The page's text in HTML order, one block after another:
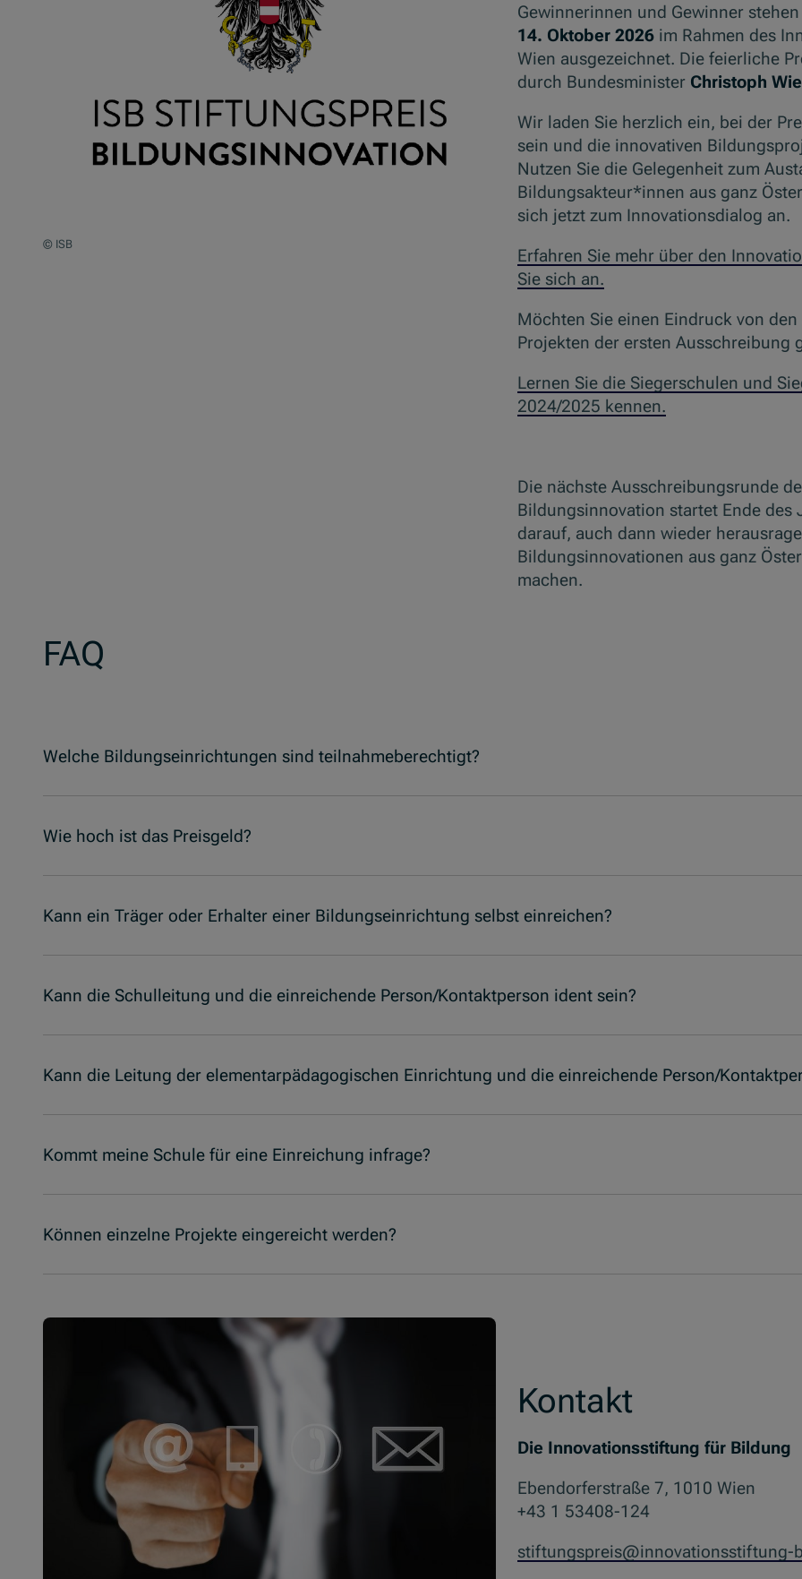
© ISB
Gewinnerinnen und Gewinner
14. Oktober 2026 im Rahmen des
Wien ausgezeichnet. Die feierliche
durch Bundesminister Christoph
Wir laden Sie herzlich ein, bei der
sein und die innovativen
Nutzen Sie die Gelegenheit zum
Bildungsakteur*innen aus ganz
sich jetzt zum Innovationsdialog an.
Erfahren Sie mehr über den
Sie sich an.
Möchten Sie einen Eindruck von
Projekten der ersten Ausschreibung
Lernen Sie die Siegerschulen und
2024/2025 kennen.
Die nächste Ausschreibungsrunde
Bildungsinnovation startet Ende des
darauf, auch dann wieder
Bildungsinnovationen aus ganz
machen.
FAQ
Welche Bildungseinrichtungen sind teilnahmeberechtigt?
Wie hoch ist das Preisgeld?
Kann ein Träger oder Erhalter einer Bildungseinrichtung selbst einreichen?
Kann die Schulleitung und die einreichende Person/Kontaktperson ident sein?
Kann die Leitung der elementarpädagogischen Einrichtung und die einreichende Person/
Kommt meine Schule für eine Einreichung infrage?
Können einzelne Projekte eingereicht werden?
Kontakt
Die Innovationsstiftung für Bildung
Ebendorferstraße 7, 1010 Wien
+43 1 53408-124
stiftungspreis@innovationsstiftung-